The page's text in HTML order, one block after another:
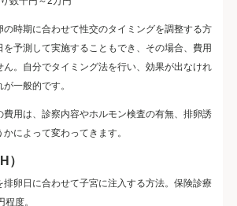
の時期に合わせて性交のタイミングを調整する方
予測して実施することもでき、その場合、費用
ん。自分でタイミング法を行い、効果が出なけれ
一般的です。
費用は、診察内容やホルモン検査の有無、排卵誘
によって変わってきます。
）
排卵日に合わせて子宮に注入する方法。保険診療
度。